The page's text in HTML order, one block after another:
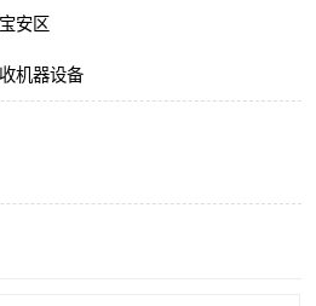
安区
机器设备